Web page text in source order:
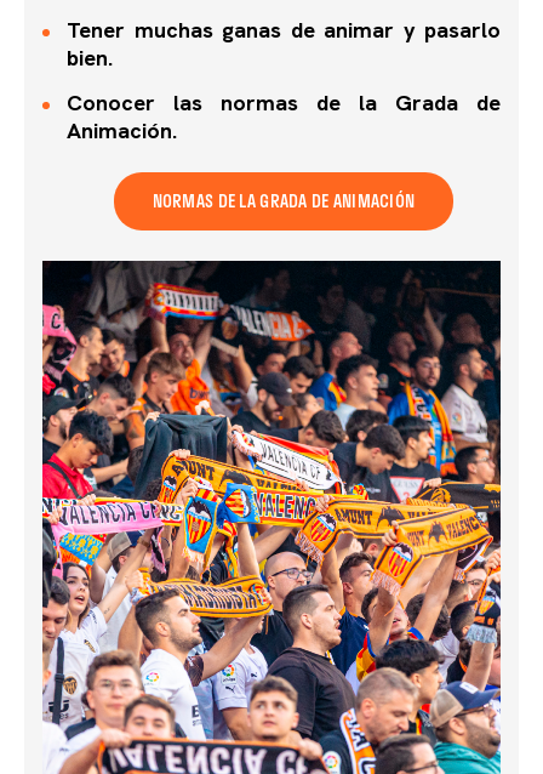
Tener muchas ganas de animar y pasarlo
bien.
Conocer las normas de la Grada de
Animación.
NORMAS DE LA GRADA DE ANIMACIÓN